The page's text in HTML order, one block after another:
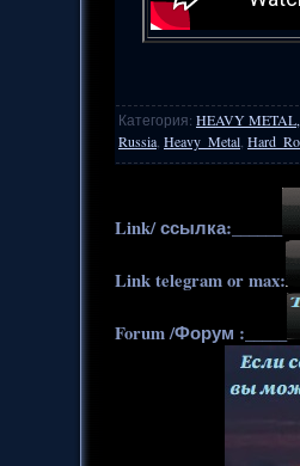
Категория: HEAVY
Russia Heavy_Metal
Link/ ссылка:______
Link telegram or max:
Forum /Форум :_____